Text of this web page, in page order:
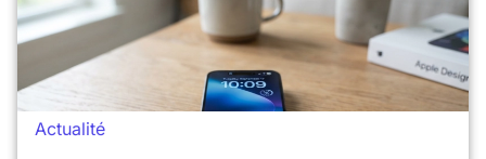
Actualité